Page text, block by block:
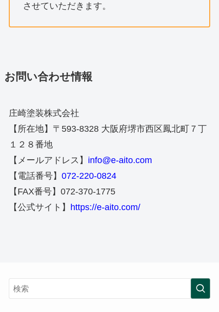
させていただきます。
お問い合わせ情報
庄崎塗装株式会社
【所在地】〒593-8328 大阪府堺市西区鳳北町７丁
１２８番地
【メールアドレス】 info@e-aito.com
【電話番号】 072-220-0824
【FAX番号】072-370-1775
【公式サイト】
https://e-aito.com/